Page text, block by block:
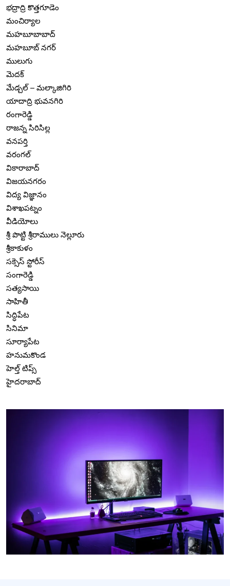
భద్రాద్రి కొత్తగూడెం
మంచిర్యాల
మహబూబాబాద్
మహబూబ్ నగర్
ములుగు
మెదక్
మేడ్చల్ – మల్కాజిగిరి
యాదాద్రి భువనగిరి
రంగారెడ్డి
రాజన్న సిరిసిల్ల
వనపర్తి
వరంగల్
వికారాబాద్
విజయనగరం
విద్య విజ్ఞానం
విశాఖపట్నం
వీడియోలు
శ్రీ పొట్టి శ్రీరాములు నెల్లూరు
శ్రీకాకుళం
సక్సెస్ స్టోరీస్
సంగారెడ్డి
సత్యసాయి
సాహితీ
సిద్ధిపేట
సినిమా
సూర్యాపేట
హనుమకొండ
హెల్త్ టిప్స్
హైదరాబాద్